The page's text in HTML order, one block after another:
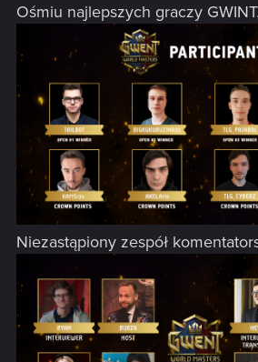
Ośmiu najlepszych graczy
Niezastąpiony zespół